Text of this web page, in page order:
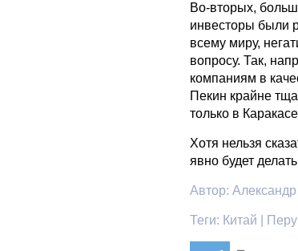
Во-вторых,
инвесторы были
всему миру,
вопросу. Так,
компаниям в
Пекин крайне
только в
Хотя нельзя
явно будет
Автор:
Теги: Китай |